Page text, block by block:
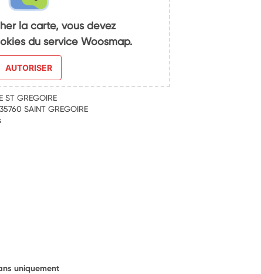
la carte, vous devez
du service Woosmap.
AUTORISER
ST GREGOIRE
SAINT GREGOIRE
uniquement